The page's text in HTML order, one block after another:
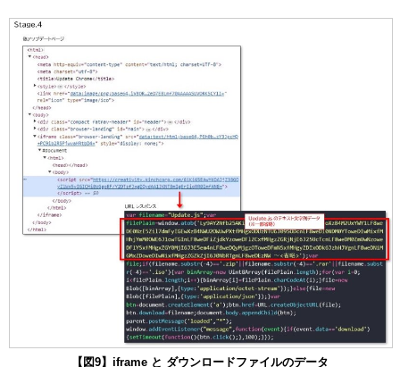
【図9】iframe と ダウンロードファイルのデータ